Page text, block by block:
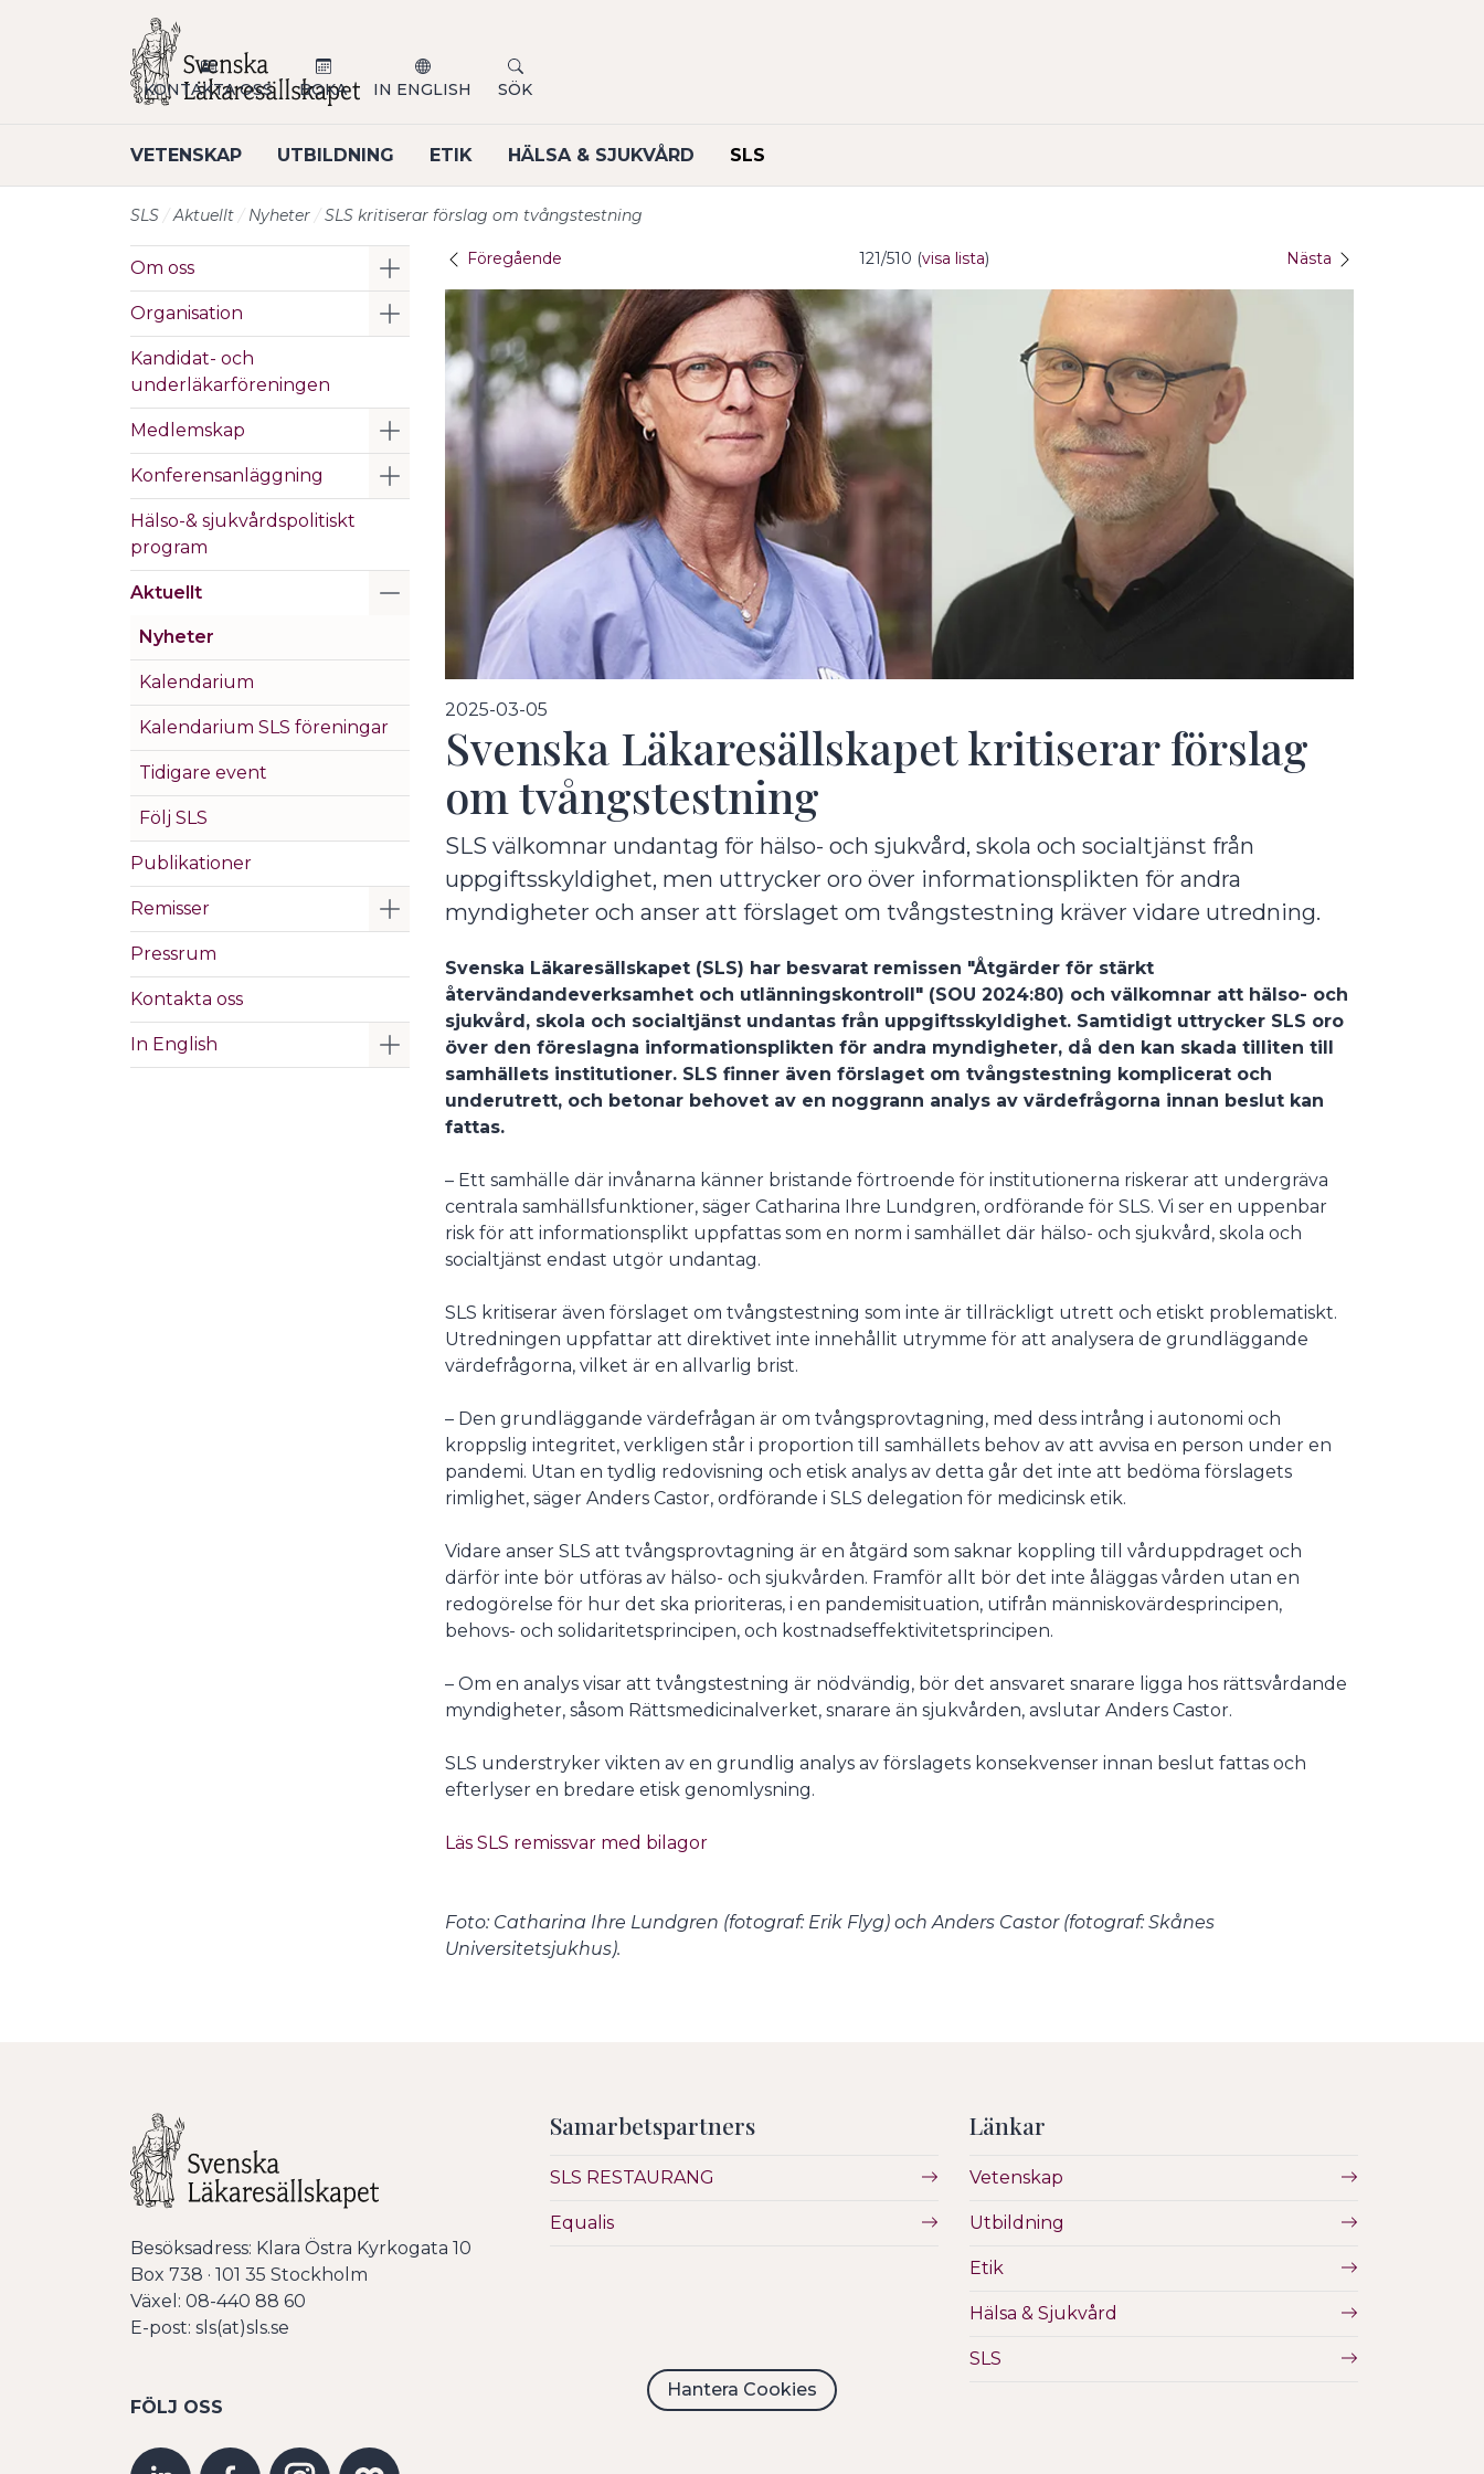
VETENSKAP UTBILDNING ETIK HÄLSA & SJUKVÅRD SLS
KONTAKTA OSS BOKA IN ENGLISH SÖK
SLS Aktuellt Nyheter SLS kritiserar förslag om tvångstestning
Om oss Visa/Göm undermeny
Organisation Visa/Göm undermeny
Kandidat- och
underläkarföreningen
Medlemskap Visa/Göm undermeny
Konferensanläggning Visa/Göm undermeny
Hälso-& sjukvårdspolitiskt
program
Aktuellt Visa/Göm undermeny
Nyheter
Kalendarium
Kalendarium SLS föreningar
Tidigare event
Följ SLS
Publikationer
Remisser Visa/Göm undermeny
Pressrum
Kontakta oss
In English Visa/Göm undermeny
Föregående 121/510 (visa lista) Nästa
2025-03-05
Svenska Läkaresällskapet kritiserar förslag
om tvångstestning
SLS välkomnar undantag för hälso- och sjukvård, skola och socialtjänst från
uppgiftsskyldighet, men uttrycker oro över informationsplikten för andra
myndigheter och anser att förslaget om tvångstestning kräver vidare utredning.
Svenska Läkaresällskapet (SLS) har besvarat remissen "Åtgärder för stärkt
återvändandeverksamhet och utlänningskontroll" (SOU 2024:80) och välkomnar att hälso- och
sjukvård, skola och socialtjänst undantas från uppgiftsskyldighet. Samtidigt uttrycker SLS oro
över den föreslagna informationsplikten för andra myndigheter, då den kan skada tilliten till
samhällets institutioner. SLS finner även förslaget om tvångstestning komplicerat och
underutrett, och betonar behovet av en noggrann analys av värdefrågorna innan beslut kan
fattas.
– Ett samhälle där invånarna känner bristande förtroende för institutionerna riskerar att undergräva
centrala samhällsfunktioner, säger Catharina Ihre Lundgren, ordförande för SLS. Vi ser en uppenbar
risk för att informationsplikt uppfattas som en norm i samhället där hälso- och sjukvård, skola och
socialtjänst endast utgör undantag.
SLS kritiserar även förslaget om tvångstestning som inte är tillräckligt utrett och etiskt problematiskt.
Utredningen uppfattar att direktivet inte innehållit utrymme för att analysera de grundläggande
värdefrågorna, vilket är en allvarlig brist.
– Den grundläggande värdefrågan är om tvångsprovtagning, med dess intrång i autonomi och
kroppslig integritet, verkligen står i proportion till samhällets behov av att avvisa en person under en
pandemi. Utan en tydlig redovisning och etisk analys av detta går det inte att bedöma förslagets
rimlighet, säger Anders Castor, ordförande i SLS delegation för medicinsk etik.
Vidare anser SLS att tvångsprovtagning är en åtgärd som saknar koppling till vårduppdraget och
därför inte bör utföras av hälso- och sjukvården. Framför allt bör det inte åläggas vården utan en
redogörelse för hur det ska prioriteras, i en pandemisituation, utifrån människovärdesprincipen,
behovs- och solidaritetsprincipen, och kostnadseffektivitetsprincipen.
– Om en analys visar att tvångstestning är nödvändig, bör det ansvaret snarare ligga hos rättsvårdande
myndigheter, såsom Rättsmedicinalverket, snarare än sjukvården, avslutar Anders Castor.
SLS understryker vikten av en grundlig analys av förslagets konsekvenser innan beslut fattas och
efterlyser en bredare etisk genomlysning.
Läs SLS remissvar med bilagor
Foto: Catharina Ihre Lundgren (fotograf: Erik Flyg) och Anders Castor (fotograf: Skånes
Universitetsjukhus).
Besöksadress: Klara Östra Kyrkogata 10
Box 738 · 101 35 Stockholm
Växel: 08-440 88 60
E-post: sls(at)sls.se
FÖLJ OSS
Samarbetspartners
SLS RESTAURANG
Equalis
Länkar
Vetenskap
Utbildning
Etik
Hälsa & Sjukvård
SLS
Hantera Cookies